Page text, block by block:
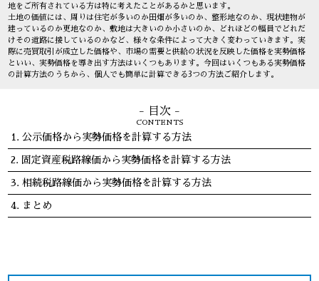
地をご所有されている方は特に考えたことがあるかと思います。
土地の価値には、周りは住宅が多いのか田畑が多いのか、整形地なのか、現状建物が
建っているのか更地なのか、敷地は大きいのか小さいのか、どれほどの幅員でどれだ
けその道路に接しているのかなど、様々な条件によって大きく変わっていきます。実
際に売買取引が成立した価格や、市場の需要と供給の状況を反映した価格を実勢価格
といい、実勢価格を導き出す方法はいくつもあります。今回はいくつもある実勢価格
の計算方法のうちから、個人でも簡単に計算できる3つの方法ご紹介します。
- 目次 -
CONTENTS
公示価格から実勢価格を計算する方法
固定資産税路線価から実勢価格を計算する方法
相続税路線価から実勢価格を計算する方法
まとめ